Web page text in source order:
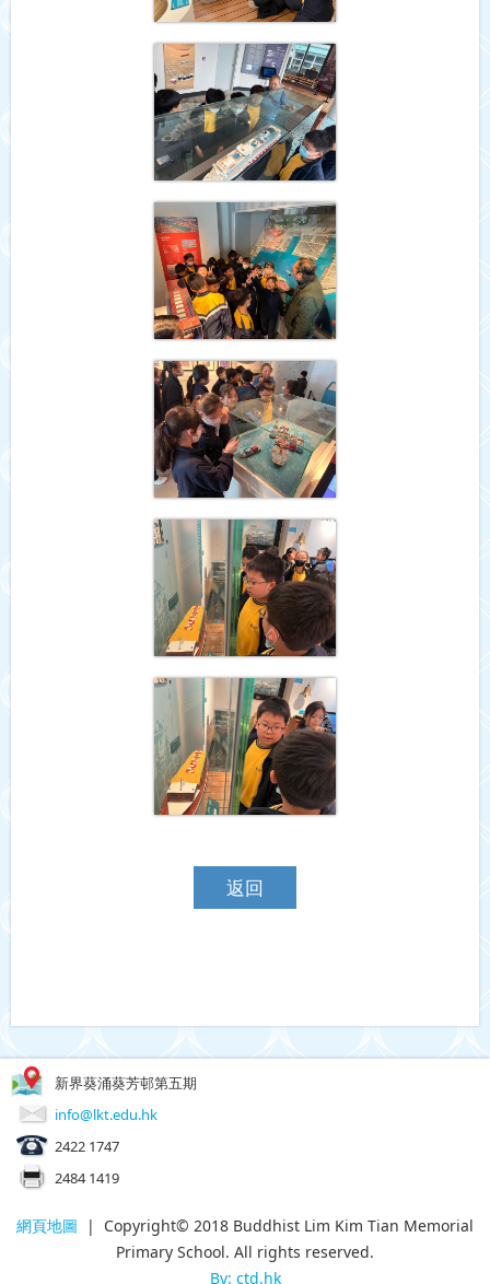
返回
新界葵涌葵芳邨第五期
info@lkt.edu.hk
2422 1747
2484 1419
網頁地圖 | Copyright© 2018 Buddhist Lim Kim Tian Memorial
Primary School. All rights reserved.
By: ctd.hk